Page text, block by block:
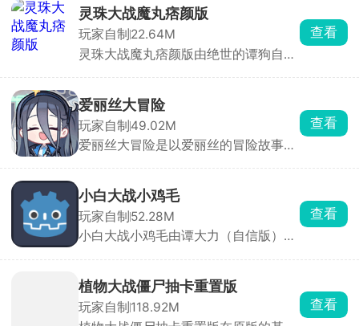
口袋妖怪世界为灵感源泉，构建出一个
独具特色的游戏天地。玩家将化身为游
戏主角，投身于神秘莫测的康特地区，
开启一段满是惊喜与挑战的冒险征程。
完美交织、深度融合，在各个场景中大
放异彩。玩家在游戏里会与众多可爱的
宝可梦结成亲密伙伴，携手探索康特地
区的每一处角落，揭开隐藏其中的神秘
宝可梦联盟发起挑战。凭借着智慧谋略
与强大实力，一路披荆斩棘，向着冠军
的荣耀奋勇前行，书写属于自己的辉煌
冒险传奇。
灵珠大战魔丸痞颜版
玩家自制 22.64M
灵珠大战魔丸痞颜版由绝世的谭狗自制
来。游戏玩法非常的简单，上手容易，
玩家需要操控魔丸，在简约的关卡内灵
活走位，避开关卡内的障碍，同时还要
躲避灵珠的攻击，如若不小心被灵珠打
查看
爱丽丝大冒险
玩家自制49.02M
爱丽丝大冒险是以爱丽丝的冒险故事为
剧情发展，最终出现不同的结局，增加
了游戏的乐趣。同时游戏还包含幸存者
玩法，带给玩家独特的体验，快来试试
吧。
查看
小白大战小鸡毛
玩家自制52.28M
小白大战小鸡毛由谭大力（自信版）采
植物换成了可爱的狗狗角色，不同的狗
狗形象有着不一样的特性，合理搭配近
远程小狗种类，布置强大的阵容，抵挡
查看
植物大战僵尸抽卡重置版
玩家自制 118.92M
查看